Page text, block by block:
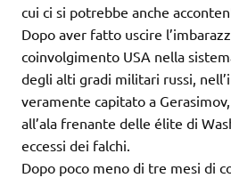
cui ci si potrebbe anche
Dopo aver fatto uscire
coinvolgimento USA nella
degli alti gradi militari russi,
veramente capitato a
all’ala frenante delle élite di
eccessi dei falchi.
Dopo poco meno di tre mesi di